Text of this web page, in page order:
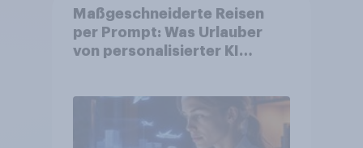
Maßgeschneiderte Reisen
per Prompt: Was Urlauber
von personalisierter KI
bereits genutzt werden